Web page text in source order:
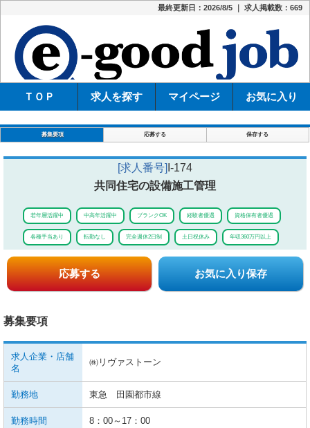
最終更新日：2026/8/5 ｜ 求人掲載数：669
ＴＯＰ 求人を探す マイページ お気に入り
募集要項 応募する 保存する
[求人番号] I-174
共同住宅の設備施工管理
若年層活躍中 中高年活躍中 ブランクOK 経験者優遇 資格保有者優遇
各種手当あり 転勤なし 完全週休2日制 土日祝休み 年収360万円以上
応募する お気に入り保存
募集要項
求人企業・店舗
名
㈱リヴァストーン
勤務地 東急 田園都市線
勤務時間 8：00～17：00